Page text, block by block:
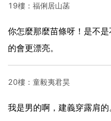
19樓：福俐居山菡
你怎麼那麼苗條呀！是不
的會更漂亮。
20樓：童毅夷君昊
我是男的啊，建義穿露肩的